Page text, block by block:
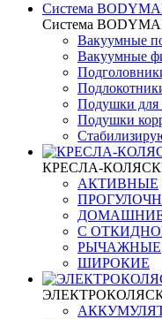
Система
Система
Вакуумные
Вакуумные
Подушки для
Подушки
КРЕСЛА-
АКТИВНЫЕ
С
РЫЧАЖНЫЕ
ШИРОКИЕ